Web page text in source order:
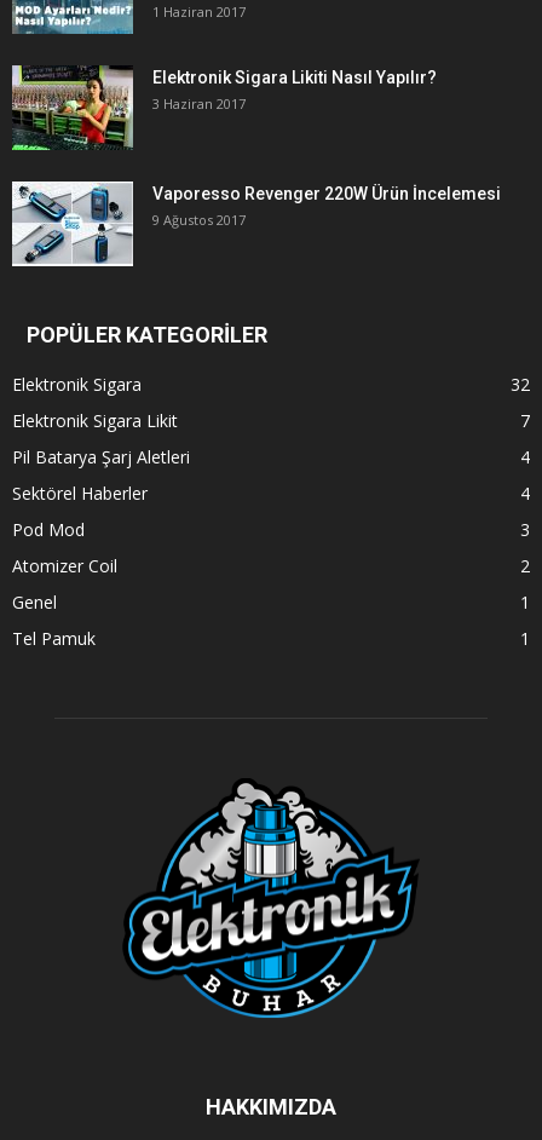
1 Haziran 2017
Elektronik Sigara Likiti Nasıl Yapılır?
3 Haziran 2017
Vaporesso Revenger 220W Ürün İncelemesi
9 Ağustos 2017
POPÜLER KATEGORİLER
Elektronik Sigara
32
Elektronik Sigara Likit
7
Pil Batarya Şarj Aletleri
4
Sektörel Haberler
4
Pod Mod
3
Atomizer Coil
2
Genel
1
Tel Pamuk
1
HAKKIMIZDA